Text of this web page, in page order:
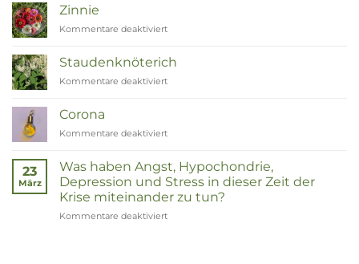
Zinnie
Kommentare deaktiviert
Staudenknöterich
Kommentare deaktiviert
Corona
Kommentare deaktiviert
23
März
Was haben Angst, Hypochondrie,
Depression und Stress in dieser Zeit der
Krise miteinander zu tun?
Kommentare deaktiviert